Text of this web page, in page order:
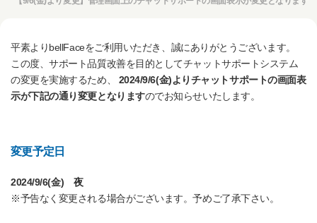
平素よりbellFaceをご利用いただき、誠にありがとうございます。
この度、サポート品質改善を目的としてチャットサポートシステム
の変更を実施するため、 2024/9/6(金)よりチャットサポートの画面表
示が下記の通り変更となりますのでお知らせいたします。
変更予定日
2024/9/6(金) 夜
※予告なく変更される場合がございます。予めご了承下さい。